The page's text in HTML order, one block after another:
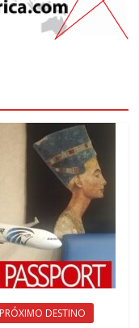
PRÓXIMO DESTINO